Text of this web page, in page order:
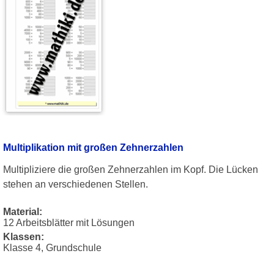
Multiplikation mit großen Zehnerzahlen
Multipliziere die großen Zehnerzahlen im Kopf. Die Lücken
stehen an verschiedenen Stellen.
Material:
12 Arbeitsblätter mit Lösungen
Klassen:
Klasse 4, Grundschule